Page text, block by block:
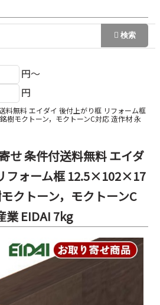
円～
円
料無料 エイダイ 後付上がり框 リフォーム框
モクトーン，モクトーンC対応 造作材 永
せ 条件付送料無料 エイダ
フォーム框 12.5×102×17
クトーン，モクトーンC
業 EIDAI 7kg